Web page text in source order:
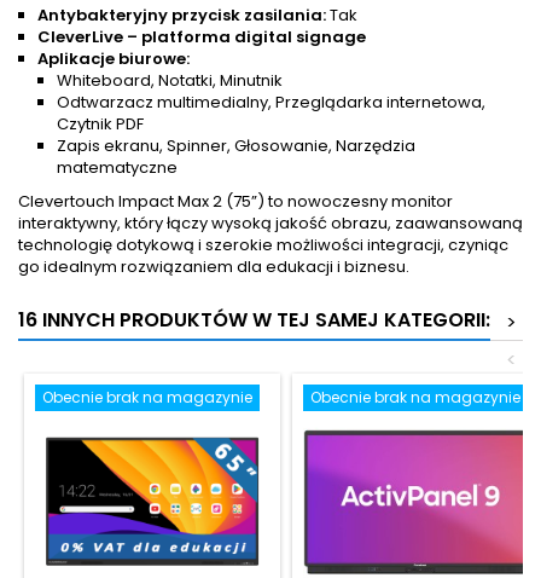
Antybakteryjny przycisk zasilania:Tak
CleverLive – platforma digital signage
Aplikacje biurowe:
Whiteboard, Notatki, Minutnik
Odtwarzacz multimedialny, Przeglądarka internetowa,
Czytnik PDF
Zapis ekranu, Spinner, Głosowanie, Narzędzia
matematyczne
Clevertouch Impact Max 2 (75”) to nowoczesny monitor
interaktywny, który łączy wysoką jakość obrazu, zaawansowaną
technologię dotykową i szerokie możliwości integracji, czyniąc
go idealnym rozwiązaniem dla edukacji i biznesu.
16 INNYCH PRODUKTÓW W TEJ SAMEJ KATEGORII:
>
<
Obecnie brak na magazynie Obecnie brak na magazynie